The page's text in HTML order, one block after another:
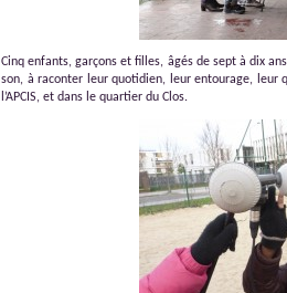
Cinq enfants, garçons et filles, âgés de sept à dix
son, à raconter leur quotidien, leur entourage, leur
l’APCIS, et dans le quartier du Clos.